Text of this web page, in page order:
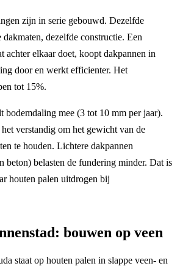
zijn in serie gebouwd. Dezelfde
dezelfde constructie. Een
achter elkaar doet, koopt dakpannen in
door en werkt efficienter. Het
tot 15%.
bodemdaling mee (3 tot 10 mm per jaar).
verstandig om het gewicht van de
te houden. Lichtere dakpannen
beton) belasten de fundering minder. Dat is
houten palen uitdrogen bij
bouwen op veen
staat op houten palen in slappe veen- en